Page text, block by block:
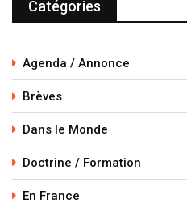
Catégories
Agenda / Annonce
Brèves
Dans le Monde
Doctrine / Formation
En France